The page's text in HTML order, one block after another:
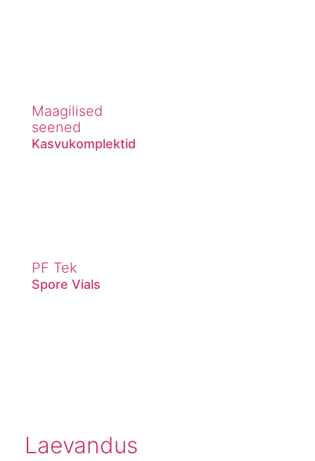
Maagilised
seened
Kasvukomplektid
PF Tek
Spore Vials
Laevandus